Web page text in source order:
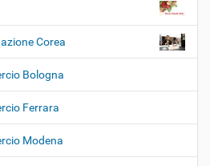
Corea
Bologna
Ferrara
Modena